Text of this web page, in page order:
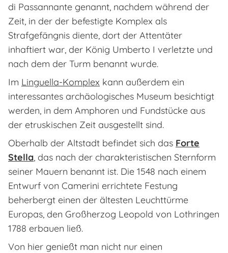
di Passannante genannt, nachdem während der
Zeit, in der der befestigte Komplex als
Strafgefängnis diente, dort der Attentäter
inhaftiert war, der König Umberto I verletzte und
nach dem der Turm benannt wurde.
Im Linguella-Komplex kann außerdem ein
interessantes archäologisches Museum besichtigt
werden, in dem Amphoren und Fundstücke aus
der etruskischen Zeit ausgestellt sind.
Oberhalb der Altstadt befindet sich das Forte
Stella , das nach der charakteristischen Sternform
seiner Mauern benannt ist. Die 1548 nach einem
Entwurf von Camerini errichtete Festung
beherbergt einen der ältesten Leuchttürme
Europas, den Großherzog Leopold von Lothringen
1788 erbauen ließ.
Von hier genießt man nicht nur einen